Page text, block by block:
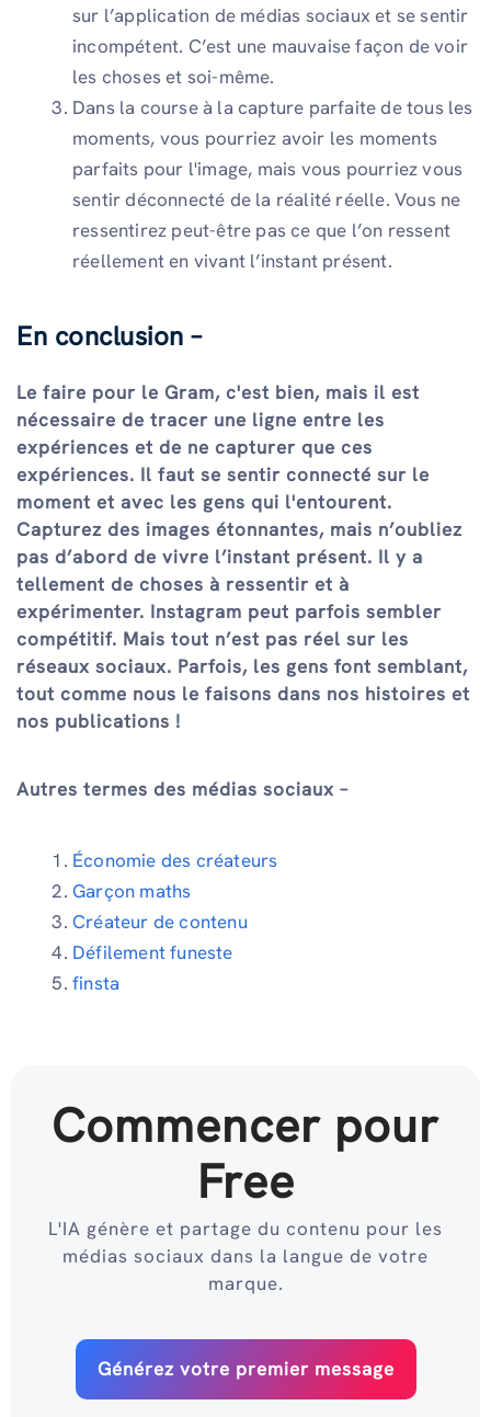
sur l’application de médias sociaux et se sentir
incompétent. C’est une mauvaise façon de voir
les choses et soi-même.
Dans la course à la capture parfaite de tous les
moments, vous pourriez avoir les moments
parfaits pour l'image, mais vous pourriez vous
sentir déconnecté de la réalité réelle. Vous ne
ressentirez peut-être pas ce que l’on ressent
réellement en vivant l’instant présent.
En conclusion –
Le faire pour le Gram, c'est bien, mais il est
nécessaire de tracer une ligne entre les
expériences et de ne capturer que ces
expériences. Il faut se sentir connecté sur le
moment et avec les gens qui l'entourent.
Capturez des images étonnantes, mais n’oubliez
pas d’abord de vivre l’instant présent. Il y a
tellement de choses à ressentir et à
expérimenter. Instagram peut parfois sembler
compétitif. Mais tout n’est pas réel sur les
réseaux sociaux. Parfois, les gens font semblant,
tout comme nous le faisons dans nos histoires et
nos publications !
Autres termes des médias sociaux –
Économie des créateurs
Garçon maths
Créateur de contenu
Défilement funeste
finsta
Commencer pour
Free
L'IA génère et partage du contenu pour les
médias sociaux dans la langue de votre
marque.
Générez votre premier message